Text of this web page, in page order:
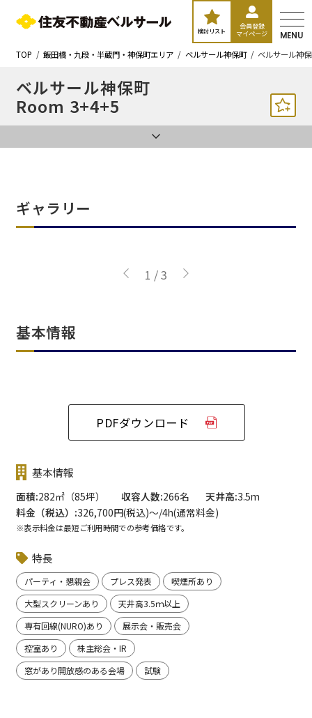
検討リスト
会員登録
マイページ
MENU
TOP
飯田橋・九段・半蔵門・神保町エリア ベルサール神保町 ベルサール神
ベルサール神保町
Room 3+4+5
ギャラリー
1 /3
基本情報
PDFダウンロード
基本情報
面積 282㎡（85坪） 収容人数 266名 天井高 3.5m
料金（税込）
326,700円(税込)〜/4h(通常料金)
※表示料金は最短ご利用時間での参考価格です。
特長
パーティ・懇親会 プレス発表
喫煙所あり
大型スクリーンあり
天井高3.5ｍ以上
専有回線(NURO)あり
展示会・販売会
控室あり
株主総会・IR
窓があり開放感のある会場
試験